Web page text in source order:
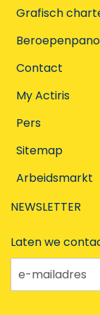
Grafisch
Contact
My Actiris
Pers
Sitemap
Arbeidsmarkt
NEWSLETTER
Laten we
e-mailadres